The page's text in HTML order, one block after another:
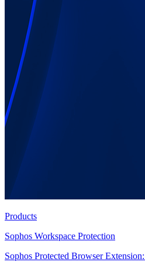
Products
Sophos Workspace Protection
Sophos Protected Browser